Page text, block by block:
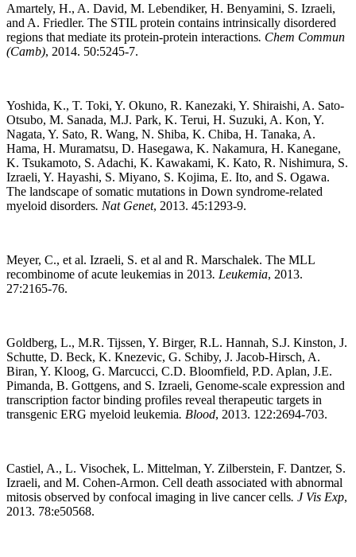
Amartely, H., A. David, M. Lebendiker, H. Benyamini, S. Izraeli,
and A. Friedler. The STIL protein contains intrinsically disordered
regions that mediate its protein-protein interactions. Chem Commun
(Camb), 2014. 50:5245-7.
Yoshida, K., T. Toki, Y. Okuno, R. Kanezaki, Y. Shiraishi, A. Sato-
Otsubo, M. Sanada, M.J. Park, K. Terui, H. Suzuki, A. Kon, Y.
Nagata, Y. Sato, R. Wang, N. Shiba, K. Chiba, H. Tanaka, A.
Hama, H. Muramatsu, D. Hasegawa, K. Nakamura, H. Kanegane,
K. Tsukamoto, S. Adachi, K. Kawakami, K. Kato, R. Nishimura, S.
Izraeli, Y. Hayashi, S. Miyano, S. Kojima, E. Ito, and S. Ogawa.
The landscape of somatic mutations in Down syndrome-related
myeloid disorders. Nat Genet, 2013. 45:1293-9.
Meyer, C., et al. Izraeli, S. et al and R. Marschalek. The MLL
recombinome of acute leukemias in 2013. Leukemia, 2013.
27:2165-76.
Goldberg, L., M.R. Tijssen, Y. Birger, R.L. Hannah, S.J. Kinston, J.
Schutte, D. Beck, K. Knezevic, G. Schiby, J. Jacob-Hirsch, A.
Biran, Y. Kloog, G. Marcucci, C.D. Bloomfield, P.D. Aplan, J.E.
Pimanda, B. Gottgens, and S. Izraeli, Genome-scale expression and
transcription factor binding profiles reveal therapeutic targets in
transgenic ERG myeloid leukemia. Blood, 2013. 122:2694-703.
Castiel, A., L. Visochek, L. Mittelman, Y. Zilberstein, F. Dantzer, S.
Izraeli, and M. Cohen-Armon. Cell death associated with abnormal
mitosis observed by confocal imaging in live cancer cells. J Vis Exp,
2013. 78:e50568.